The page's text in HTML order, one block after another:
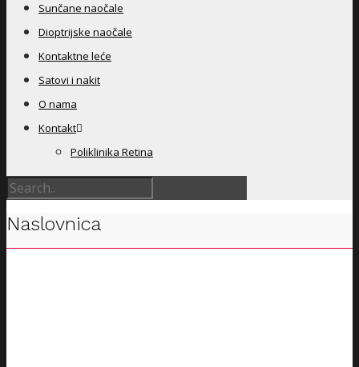
Sunčane naočale
Dioptrijske naočale
Kontaktne leće
Satovi i nakit
O nama
Kontakt
Poliklinika Retina
Naslovnica